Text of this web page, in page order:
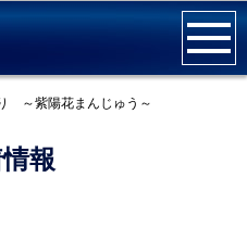
～紫陽花まんじゅう～
報